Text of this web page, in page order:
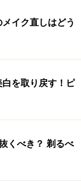
イク直しはどう
を取り戻す！ピ
くべき？ 剃るべ